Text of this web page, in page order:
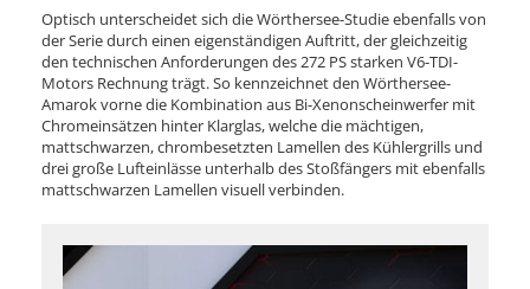
Optisch unterscheidet sich die Wörthersee-Studie ebenfalls von
der Serie durch einen eigenständigen Auftritt, der gleichzeitig
den technischen Anforderungen des 272 PS starken V6-TDI-
Motors Rechnung trägt. So kennzeichnet den Wörthersee-
Amarok vorne die Kombination aus Bi-Xenonscheinwerfer mit
Chromeinsätzen hinter Klarglas, welche die mächtigen,
mattschwarzen, chrombesetzten Lamellen des Kühlergrills und
drei große Lufteinlässe unterhalb des Stoßfängers mit ebenfalls
mattschwarzen Lamellen visuell verbinden.